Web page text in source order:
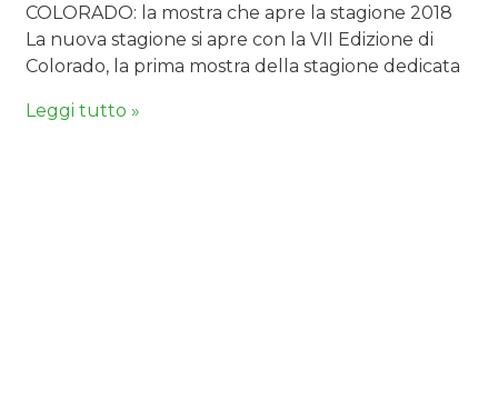
COLORADO: la mostra che apre la stagione 2018
La nuova stagione si apre con la VII Edizione di
Colorado, la prima mostra della stagione dedicata
Leggi tutto »